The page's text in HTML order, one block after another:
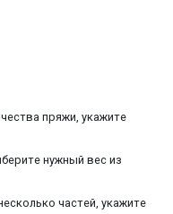
пряжи, укажите
нужный вес из
частей, укажите